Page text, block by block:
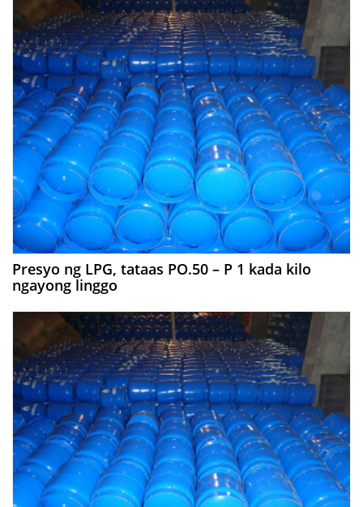
Presyo ng LPG, tataas PO.50 – P 1 kada kilo
ngayong linggo